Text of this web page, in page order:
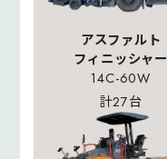
アスファルト
フィニッシャー
14C-60W
計27台